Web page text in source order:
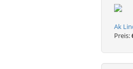
Ak
Preis: